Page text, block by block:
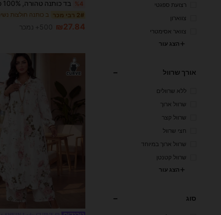
רצועת ספגטי
צווארון
צוואר אסימטרי
הצג עור
אורך שרוול
ללא שרוולים
שרוול ארוך
שרוול קצר
חצי שרוול
שרוול ארוך במיוחד
שרוול קטנטן
הצג עור
סוג
%4
2# רבי מכר
₪27.84 500+ נמכר